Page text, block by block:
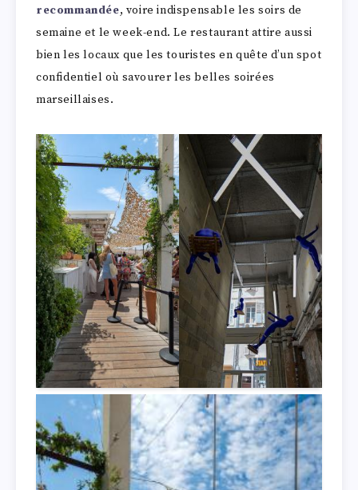
recommandée, voire indispensable les soirs de
semaine et le week-end. Le restaurant attire aussi
bien les locaux que les touristes en quête d’un spot
confidentiel où savourer les belles soirées
marseillaises.